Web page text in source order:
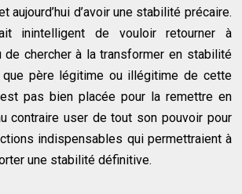
aujourd’hui d’avoir une stabilité précaire.
inintelligent de vouloir retourner à
de chercher à la transformer en stabilité
que père légitime ou illégitime de cette
pas bien placée pour la remettre en
contraire user de tout son pouvoir pour
indispensables qui permettraient à
une stabilité définitive.